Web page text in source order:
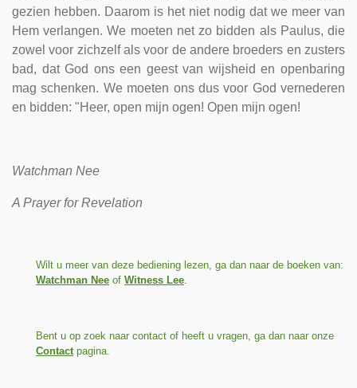
gezien hebben. Daarom is het niet nodig dat we meer van
Hem verlangen. We moeten net zo bidden als Paulus, die
zowel voor zichzelf als voor de andere broeders en zusters
bad, dat God ons een geest van wijsheid en openbaring
mag schenken. We moeten ons dus voor God vernederen
en bidden: "Heer, open mijn ogen! Open mijn ogen!
Watchman Nee
A Prayer for Revelation
Wilt u meer van deze bediening lezen, ga dan naar de boeken van:
Watchman Nee of Witness Lee.
Bent u op zoek naar contact of heeft u vragen, ga dan naar onze
Contactpagina.